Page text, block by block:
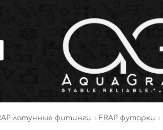
латунные фитинги FRAP футорки